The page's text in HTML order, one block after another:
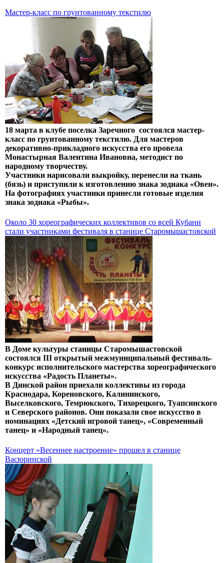
Мастер-класс по грунтованному текстилю
18 марта в клубе поселка Заречного состоялся мастер-
класс по грунтованному текстилю. Для мастеров
декоративно-прикладного искусства его провела
Монастырная Валентина Ивановна, методист по
народному творчеству.
Участники нарисовали выкройку, перенесли на ткань
(бязь) и приступили к изготовлению знака зодиака «Овен».
На фотографиях участники принесли готовые изделия
знака зодиака «Рыбы».
Около 30 хореографических коллективов со всей Кубани
стали участниками фестиваля в станице Старомышастовской
В Доме культуры станицы Старомышастовской
состоялся III открытый межмуниципальный фестиваль-
конкурс исполнительского мастерства хореографического
искусства «Радость Планеты».
В Динской район приехали коллективы из города
Краснодара, Кореновского, Калининского,
Выселковского, Темрюкского, Тихорецкого, Туапсинского
и Северского районов. Они показали свое искусство в
номинациях «Детский игровой танец», «Современный
танец» и «Народный танец».
Концерт «Весеннее настроение» прошел в станице
Васюринской